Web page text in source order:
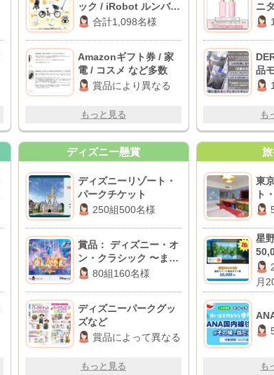
ック / iRobot ルンバ
ほか合計1,098名様
Amazonギフト券 / 家
電 / コスメ など多数
賞品により異なる
もっと見る
ニ
品
も
ディズニー懸賞
ディズニーリゾート・
パークチケット
250組500名様
賞品： ディズニー・オ
ン・クラシック 〜まほ
うの夜の音楽会 2026チ
80組160名様
ディズニーパークグッ
ズなど
賞品によって異なる
もっと見る
東
ト
ホ
星
グ
月
も